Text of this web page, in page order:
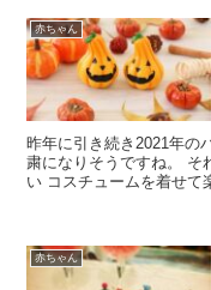
赤ちゃん
昨年に引き続き2021年の
粛になりそうですね。 そ
い コスチュームを着せて
赤ちゃん